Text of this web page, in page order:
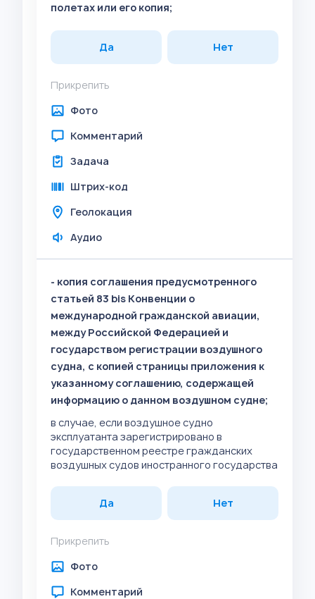
полетах или его копия;
Да Нет
Прикрепить
Фото
Комментарий
Задача
Штрих-код
Геолокация
Аудио
- копия соглашения предусмотренного
статьей 83 bis Конвенции о
международной гражданской авиации,
между Российской Федерацией и
государством регистрации воздушного
судна, с копией страницы приложения к
указанному соглашению, содержащей
информацию о данном воздушном судне;
в случае, если воздушное судно
эксплуатанта зарегистрировано в
государственном реестре гражданских
воздушных судов иностранного государства
Да Нет
Прикрепить
Фото
Комментарий